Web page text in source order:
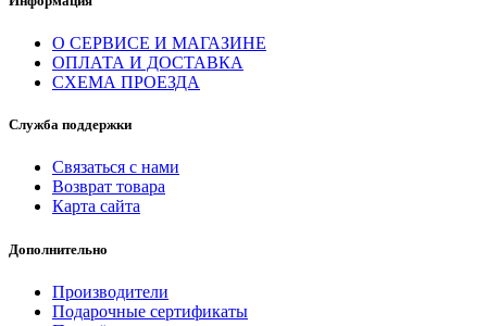
О СЕРВИСЕ И МАГАЗИНЕ
ОПЛАТА И ДОСТАВКА
СХЕМА ПРОЕЗДА
Служба поддержки
Связаться с нами
Возврат товара
Карта сайта
Дополнительно
Производители
Подарочные сертификаты